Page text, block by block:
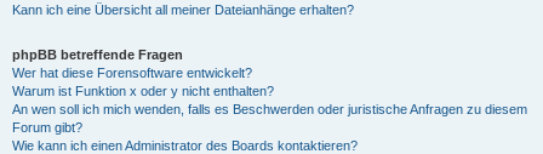
Kann ich eine Übersicht all meiner Dateianhänge erhalten?
phpBB betreffende Fragen
Wer hat diese Forensoftware entwickelt?
Warum ist Funktion x oder y nicht enthalten?
An wen soll ich mich wenden, falls es Beschwerden oder juristische Anfragen zu diesem
Forum gibt?
Wie kann ich einen Administrator des Boards kontaktieren?